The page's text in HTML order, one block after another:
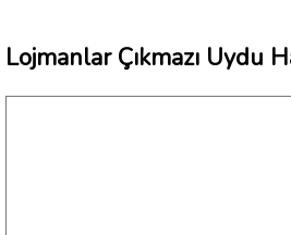
Lojmanlar Çıkmazı Uydu